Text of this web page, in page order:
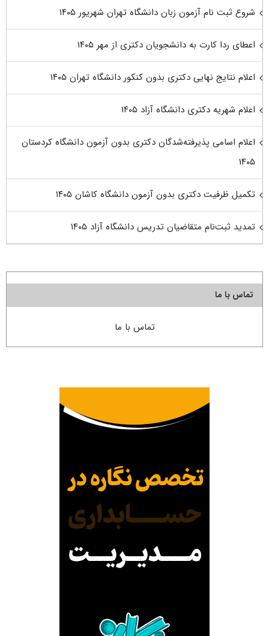
شروع ثبت نام آزمون زبان دانشگاه تهران شهریور ۱۴۰۵
اعطای ردا کارت به دانشجویان دکتری از مهر ۱۴۰۵
اعلام نتایج نهایی دکتری بدون کنکور دانشگاه تهران ۱۴۰۵
اعلام شهریه دکتری دانشگاه آزاد ۱۴۰۵
اعلام اسامی پذیرفته‌شدگان دکتری بدون آزمون دانشگاه کردستان
۱۴۰۵
تکمیل ظرفیت دکتری بدون آزمون دانشگاه کاشان ۱۴۰۵
تمدید ثبت‌نام متقاضیان تدریس دانشگاه آزاد ۱۴۰۵
تماس با ما
تماس با ما